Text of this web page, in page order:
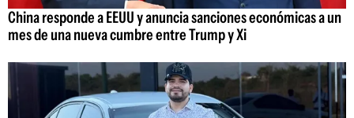
China responde a EEUU y anuncia sanciones económicas a un
mes de una nueva cumbre entre Trump y Xi